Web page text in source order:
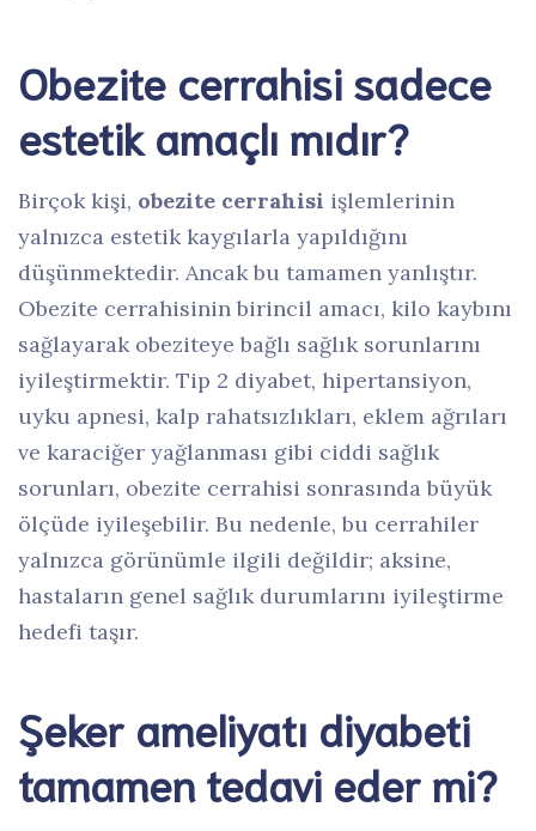
Obezite cerrahisi sadece
estetik amaçlı mıdır?
Birçok kişi, obezite cerrahisi işlemlerinin
yalnızca estetik kaygılarla yapıldığını
düşünmektedir. Ancak bu tamamen yanlıştır.
Obezite cerrahisinin birincil amacı, kilo kaybını
sağlayarak obeziteye bağlı sağlık sorunlarını
iyileştirmektir. Tip 2 diyabet, hipertansiyon,
uyku apnesi, kalp rahatsızlıkları, eklem ağrıları
ve karaciğer yağlanması gibi ciddi sağlık
sorunları, obezite cerrahisi sonrasında büyük
ölçüde iyileşebilir. Bu nedenle, bu cerrahiler
yalnızca görünümle ilgili değildir; aksine,
hastaların genel sağlık durumlarını iyileştirme
hedefi taşır.
Şeker ameliyatı diyabeti
tamamen tedavi eder mi?